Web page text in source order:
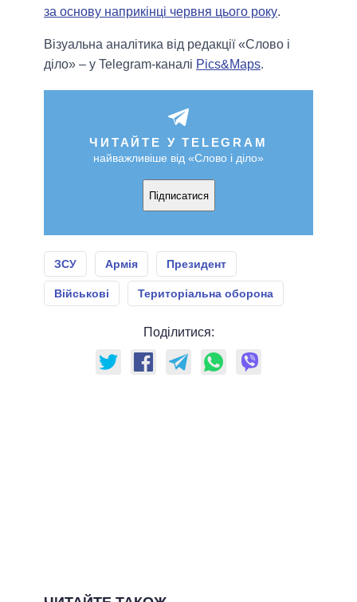
за основу наприкінці червня цього року.
Візуальна аналітика від редакції «Слово і
діло» – у Telegram-каналі Pics&Maps.
ЧИТАЙТЕ У TELEGRAM
найважливіше від «Слово і діло»
Підписатися
ЗСУ Армія Президент
Військові Територіальна оборона
Поділитися: